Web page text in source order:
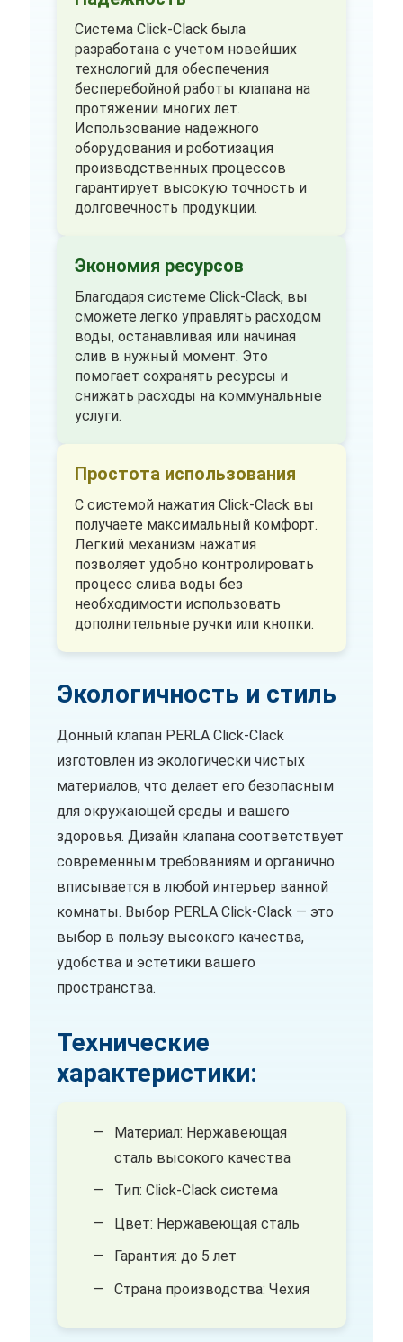
Система Click-Clack была
разработана с учетом новейших
технологий для обеспечения
бесперебойной работы клапана на
протяжении многих лет.
Использование надежного
оборудования и роботизация
производственных процессов
гарантирует высокую точность и
долговечность продукции.
Экономия ресурсов
Благодаря системе Click-Clack, вы
сможете легко управлять расходом
воды, останавливая или начиная
слив в нужный момент. Это
помогает сохранять ресурсы и
снижать расходы на коммунальные
услуги.
Простота использования
С системой нажатия Click-Clack вы
получаете максимальный комфорт.
Легкий механизм нажатия
позволяет удобно контролировать
процесс слива воды без
необходимости использовать
дополнительные ручки или кнопки.
Экологичность и стиль
Донный клапан PERLA Click-Clack
изготовлен из экологически чистых
материалов, что делает его безопасным
для окружающей среды и вашего
здоровья. Дизайн клапана соответствует
современным требованиям и органично
вписывается в любой интерьер ванной
комнаты. Выбор PERLA Click-Clack — это
выбор в пользу высокого качества,
удобства и эстетики вашего
пространства.
Технические
характеристики:
Материал: Нержавеющая
сталь высокого качества
Тип: Click-Clack система
Цвет: Нержавеющая сталь
Гарантия: до 5 лет
Страна производства: Чехия